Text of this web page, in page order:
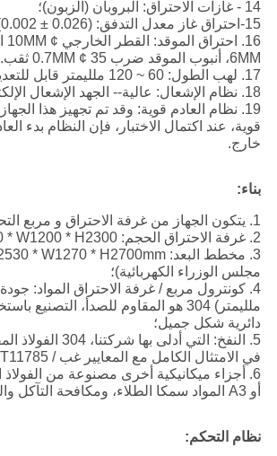
14 - غازات الاحتراق: البروبان (الزبون)؛
15-احتراق غاز معدل التدفق: (0.026 ± 0.002) L / S؛
6MM، أنبوب الموقد ضرب 35 ¢ 0.7MM ثقب.
17. لهب الطول: 60 ~ 120 ملليمتر قابل للتعديل.
18. نظام الإشعال: عالية-- الجهد الإشعال الإلكترونية؛
19. نظام العادم قوية: وقد تم تجهيز هذا
قوية، عند اكتمال الاختبار، فإن النظام بدء
خارج.
بناء:
1. يتكون الجهاز من غرفة الاحتراق و مربع التحكم.
2. غرفة الاحتراق الحجم: L1420 * W1200 * H2300 (مم).
مجلس الوزراء الكهربائية)؛
ملليمتر) 304 هو المقاوم للصدأ،
دائرية شكل جميل؛
5. النفخ: التي أدلى بها
في الامتثال الكامل مع المعايير غب / T11785؛
أو A3 المواد سمكا الطلاء، ومكافحة التآكل والصدأ.
نظام التحكم: